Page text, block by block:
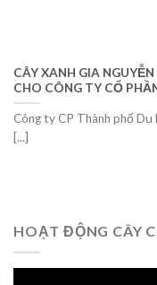
CÂY XANH GIA
CHO CÔNG TY CỔ
Công ty CP Thành phố Du
[...]
HOẠT ĐỘNG CÂY